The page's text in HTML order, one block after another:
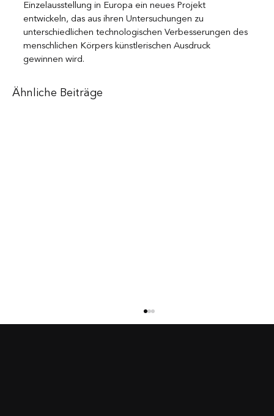
Einzelausstellung in Europa ein neues Projekt
entwickeln, das aus ihren Untersuchungen zu
unterschiedlichen technologischen Verbesserungen des
menschlichen Körpers künstlerischen Ausdruck
gewinnen wird.
Ähnliche Beiträge